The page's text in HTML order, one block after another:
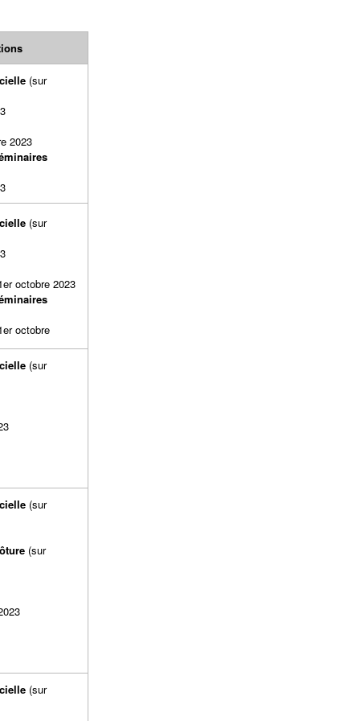
(sur
:
2023
(sur
:
octobre 2023
octobre
(sur
:
(sur
:
(sur
(sur
: